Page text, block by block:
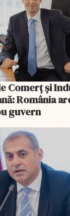
Comerț și
România
guvern